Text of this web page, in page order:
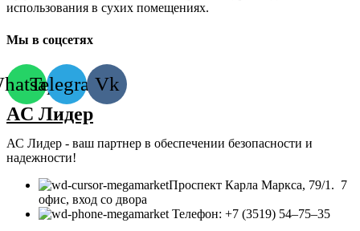
использования в сухих помещениях.
Мы в соцсетях
TelegramVk
AC Лидер
АС Лидер - ваш партнер в обеспечении безопасности и
надежности!
​Проспект Карла Маркса, 79/1. 7
офис, вход со двора
Телефон: +7 (3519) 54‒75‒35